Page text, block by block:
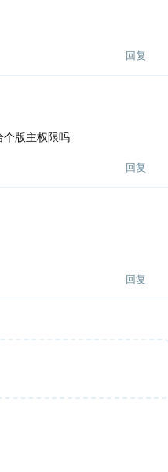
回复
个版主权限吗
回复
回复